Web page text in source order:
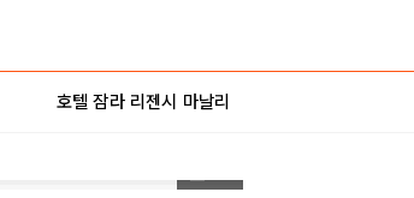
호텔 잠라 리젠시 마날리